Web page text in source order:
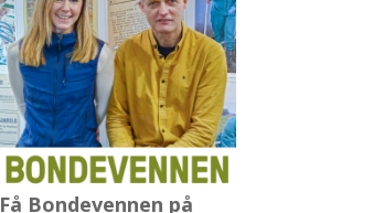
Få Bondevennen på